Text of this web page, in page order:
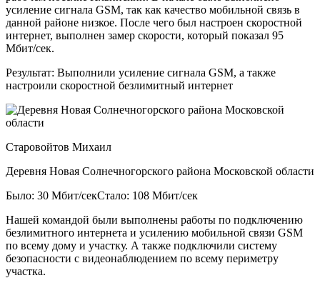
усиление сигнала GSM, так как качество мобильной связь в
данной районе низкое. После чего был настроен скоростной
интернет, выполнен замер скорости, который показал 95
Мбит/сек.
Результат: Выполнили усиление сигнала GSM, а также
настроили скоростной безлимитный интернет
Старовойтов Михаил
Деревня Новая Солнечногорского района Московской области
Было: 30 Мбит/секСтало: 108 Мбит/сек
Нашей командой были выполнены работы по подключению
безлимитного интернета и усилению мобильной связи GSM
по всему дому и участку. А также подключили систему
безопасности с видеонаблюдением по всему периметру
участка.